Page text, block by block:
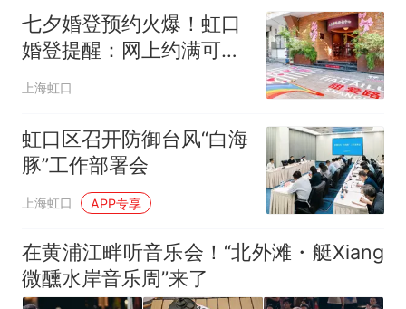
试前13名均遭淘汰？教育局：
已叫停招聘，成立调查组全面
核查
台风"白海豚"中心附近最大风
力已达15级 最新研判
那个在床头放菜刀的女孩，
人生
七夕婚登预约火爆！虹口
婚登提醒：网上约满可现
场排队，还可享“甜爱之
上海虹口
虹口区召开防御台风“白海
豚”工作部署会
上海虹口 APP专享
在黄浦江畔听音乐会！“北外滩・艇Xiang
微醺水岸音乐周”来了